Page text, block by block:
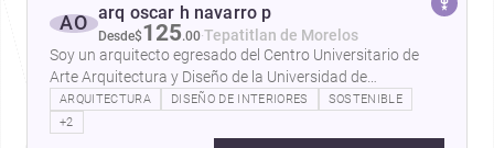
AO arq oscar h navarro p
Desde$125.00·Tepatitlan de Morelos
Soy un arquitecto egresado del Centro Universitario de
Arte Arquitectura y Diseño de la Universidad de
Guadalajara, cuento con múltiples…
ARQUITECTURA DISEÑO DE INTERIORES
SOSTENIBLE
+2